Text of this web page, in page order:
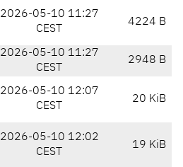
2026-05-10 11:27
CEST
4224 B
2026-05-10 11:27
CEST
2948 B
2026-05-10 12:07
CEST
20 KiB
2026-05-10 12:02
CEST
19 KiB